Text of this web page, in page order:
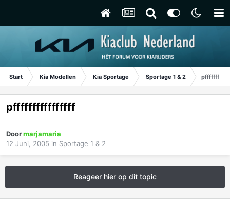
Start Kia Modellen Kia Sportage Sportage 1 & 2
pffffffffffffffff
Doormarjamaria
12 Juni, 2005 in Sportage 1 & 2
Reageer hier op dit topic